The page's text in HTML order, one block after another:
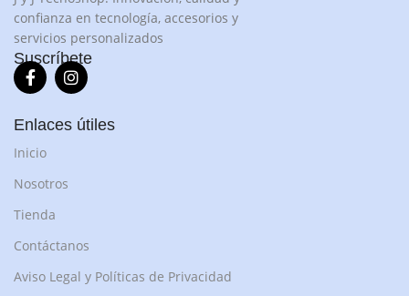
confianza en tecnología, accesorios y
servicios personalizados
Suscríbete
Enlaces útiles
Inicio
Nosotros
Tienda
Contáctanos
Aviso Legal y Políticas de Privacidad